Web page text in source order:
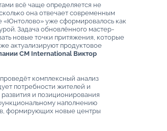
всё чаще определяется не
она отвечает современным
«Юнтолово» уже сформировалось как
Задача обновлённого мастер-
новые точки притяжения, которые
актуализируют продуктовое
CM International Виктор
комплексный анализ
потребности жителей и
и позиционирования
наполнению
формирующих новые центры